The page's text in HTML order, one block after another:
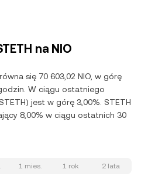
na NIO
się 70 603,02 NIO, w górę
W ciągu ostatniego
jest w górę 3,00%. STETH
8,00% w ciągu ostatnich 30
1 mies. 1 rok 2 lata